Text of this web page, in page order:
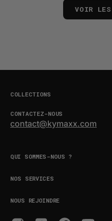
VOIR
COLLECTIONS
CONTACTEZ-NOUS
contact@kymaxx.com
QUI SOMMES-NOUS ?
NOS SERVICES
NOUS REJOINDRE